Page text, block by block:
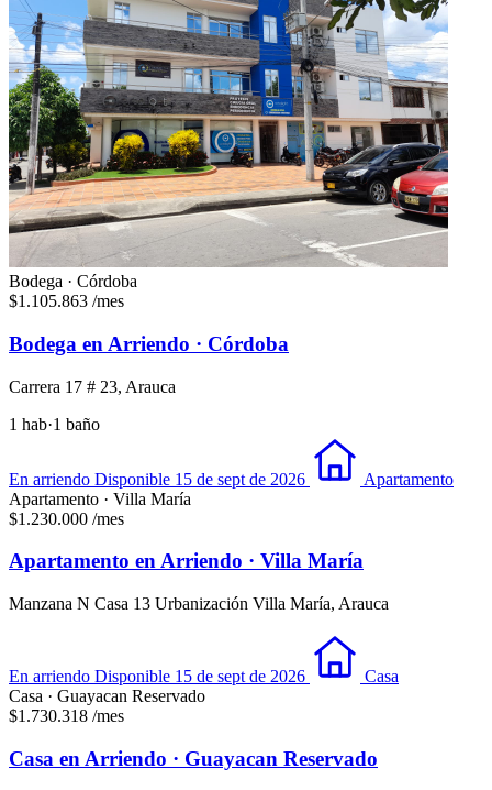
Bodega · Córdoba
$1.105.863 /mes
Bodega en Arriendo · Córdoba
Carrera 17 # 23, Arauca
1 hab·1 baño
En arriendo Disponible 15 de sept de 2026
Apartamento
Apartamento · Villa María
$1.230.000 /mes
Apartamento en Arriendo · Villa María
Manzana N Casa 13 Urbanización Villa María, Arauca
En arriendo Disponible 15 de sept de 2026
Casa
Casa · Guayacan Reservado
$1.730.318 /mes
Casa en Arriendo · Guayacan Reservado